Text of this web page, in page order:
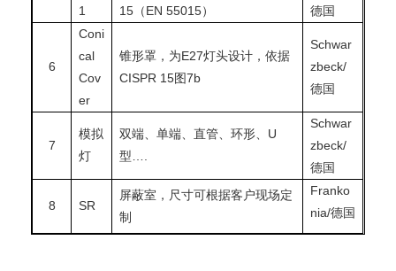
1
15（EN 55015）
德国
6
Coni
cal
Cov
er
锥形罩，为E27灯头设计，依据
CISPR 15图7b
Schwar
zbeck/
德国
7
模拟
灯
双端、单端、直管、环形、U
型….
Schwar
zbeck/
德国
8 SR
屏蔽室，尺寸可根据客户现场定
制
Franko
nia/德国